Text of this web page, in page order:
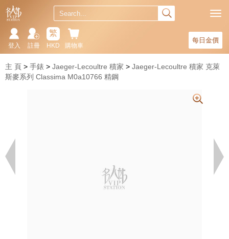
每日金價
購物車
繁
HKD
註冊
登入
主 頁 手錶 Jaeger-Lecoultre 積家
Jaeger-Lecoultre 積家 克萊
斯麥系列 Classima M0a10766 精鋼